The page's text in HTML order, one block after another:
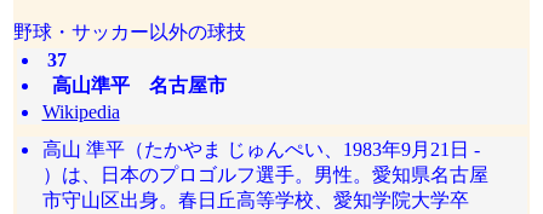
野球・サッカー以外の球技
37
高山準平 名古屋市
Wikipedia
高山 準平（たかやま じゅんぺい、1983年9月21日 -
）は、日本のプロゴルフ選手。男性。愛知県名古屋
市守山区出身。春日丘高等学校、愛知学院大学卒